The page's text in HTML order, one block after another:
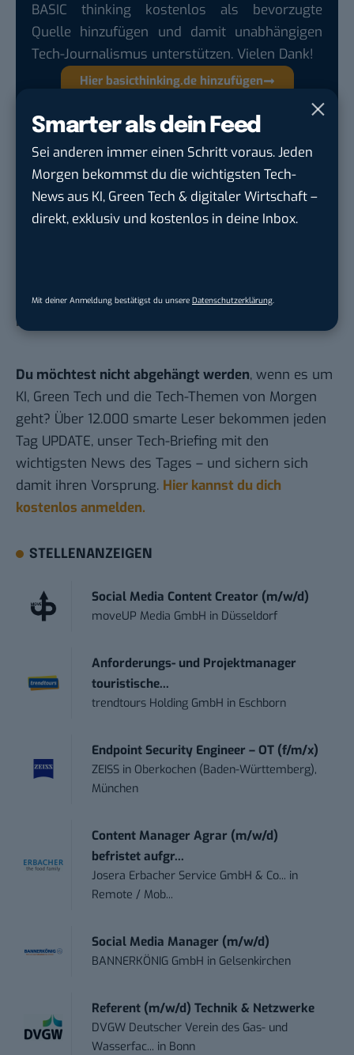
Smarter als dein Feed
Sei anderen immer einen Schritt voraus. Jeden
Morgen bekommst du die wichtigsten Tech-
News aus KI, Green Tech & digitaler Wirtschaft –
direkt, exklusiv und kostenlos in deine Inbox.
Mit deiner Anmeldung bestätigst du unsere Datenschutzerklärung.
BASIC thinking kostenlos als bevorzugte
Quelle hinzufügen und damit unabhängigen
Tech-Journalismus unterstützen. Vielen Dank!
Hier basicthinking.de hinzufügen
Auch interessant:
Netflix und Gaming: Was plant der Streaming-
Riese denn jetzt?
Weißt du noch damals, als wir … unsere Tage
mit dem Gameboy Color verbracht haben?
PS5, Xbox X und Switch: Das sind die 10
begehrtesten Games 2021
Du möchtest nicht abgehängt werden, wenn es um
KI, Green Tech und die Tech-Themen von Morgen
geht? Über 12.000 smarte Leser bekommen jeden
Tag UPDATE, unser Tech-Briefing mit den
wichtigsten News des Tages – und sichern sich
damit ihren Vorsprung. Hier kannst du dich
kostenlos anmelden.
STELLENANZEIGEN
Social Media Content Creator (m/w/d)
moveUP Media GmbH in Düsseldorf
Anforderungs- und Projektmanager
touristische...
trendtours Holding GmbH in Eschborn
Endpoint Security Engineer – OT (f/m/x)
ZEISS in Oberkochen (Baden-Württemberg),
München
Content Manager Agrar (m/w/d)
befristet aufgr...
Josera Erbacher Service GmbH & Co... in
Remote / Mob...
Social Media Manager (m/w/d)
BANNERKÖNIG GmbH in Gelsenkirchen
Referent (m/w/d) Technik & Netzwerke
DVGW Deutscher Verein des Gas- und
Wasserfac... in Bonn